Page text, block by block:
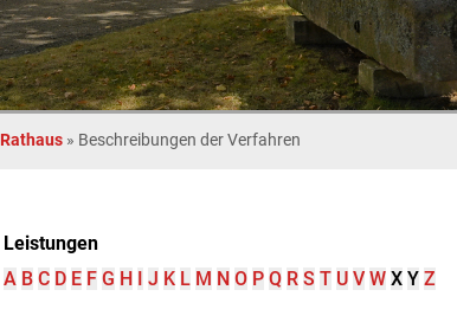
Rathaus » Beschreibungen der Verfahren
Leistungen
A B C D E F G H I J K L M N O P Q R S T U V W X Y Z